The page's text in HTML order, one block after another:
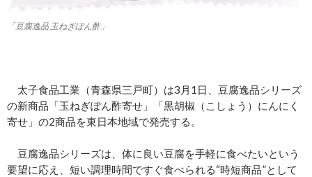
「豆腐逸品 玉ねぎぽん酢」
太子食品工業（青森県三戸町）は3月1日、豆腐逸品シリーズ
の新商品「玉ねぎぽん酢寄せ」「黒胡椒（こしょう）にんにく
寄せ」の2商品を東日本地域で発売する。
豆腐逸品シリーズは、体に良い豆腐を手軽に食べたいという
要望に応え、短い調理時間ですぐ食べられる“時短商品”として